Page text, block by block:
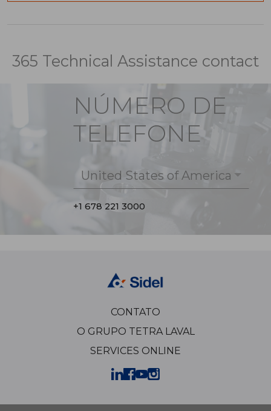
365 Technical Assistance contact
NÚMERO DE
TELEFONE
United States of America
+1 678 221 3000
CONTATO
O GRUPO TETRA LAVAL
SERVICES ONLINE